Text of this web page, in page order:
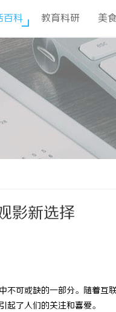
百科 教育科研 美
影新选择
不可或缺的一部分。随着
了人们的关注和喜爱。